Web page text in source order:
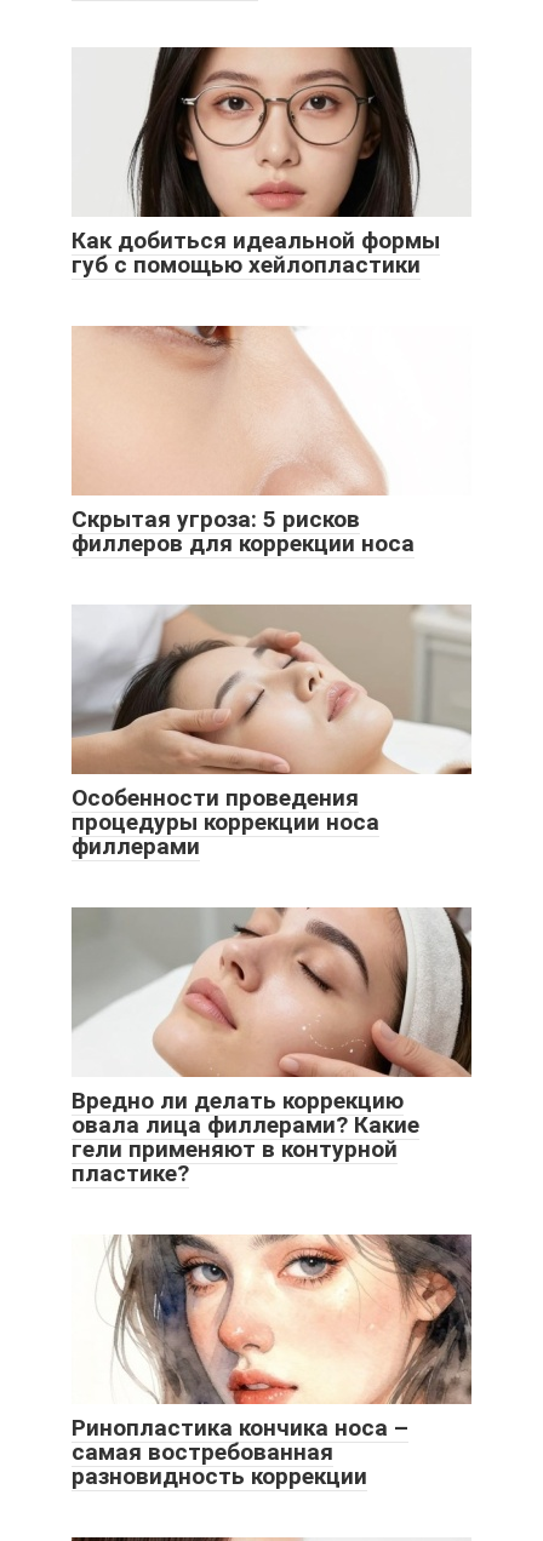
Как добиться идеальной формы
губ с помощью хейлопластики
Скрытая угроза: 5 рисков
филлеров для коррекции носа
Особенности проведения
процедуры коррекции носа
филлерами
Вредно ли делать коррекцию
овала лица филлерами? Какие
гели применяют в контурной
пластике?
Ринопластика кончика носа –
самая востребованная
разновидность коррекции